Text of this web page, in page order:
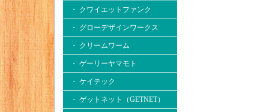
・ クワイエットファンク
・ グローデザインワークス
・ クリームワーム
・ ゲーリーヤマモト
・ ケイテック
・ ゲットネット（GETNET）